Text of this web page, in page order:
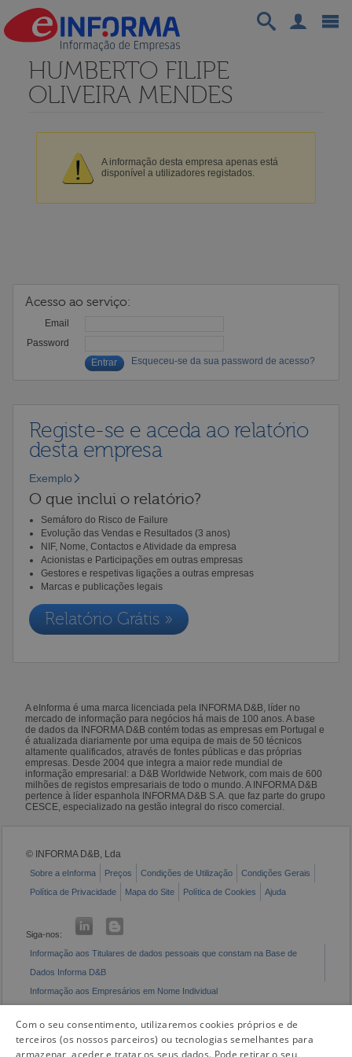
HUMBERTO FILIPE
OLIVEIRA MENDES
A informação desta empresa apenas está
disponível a utilizadores registados.
Acesso ao serviço:
Email
Password
Esqueceu-se da sua password de acesso?
Registe-se e aceda ao relatório
desta empresa
Exemplo
O que inclui o relatório?
Semáforo do Risco de Failure
Evolução das Vendas e Resultados (3 anos)
NIF, Nome, Contactos e Atividade da empresa
Acionistas e Participações em outras empresas
Gestores e respetivas ligações a outras empresas
Marcas e publicações legais
Relatório Grátis »
A eInforma é uma marca licenciada pela INFORMA D&B, líder no
mercado de informação para negócios há mais de 100 anos. A base
de dados da INFORMA D&B contém todas as empresas em Portugal e
é atualizada diariamente por uma equipa de mais de 50 técnicos
altamente qualificados, através de fontes públicas e das próprias
empresas. Desde 2004 que integra a maior rede mundial de
informação empresarial: a D&B Worldwide Network, com mais de 600
milhões de registos empresariais de todo o mundo. A INFORMA D&B
pertence à líder espanhola INFORMA D&B S.A. que faz parte do grupo
CESCE, especializado na gestão integral do risco comercial.
© INFORMA D&B, Lda
Sobre a eInforma Preços Condições de Utilização
Condições Gerais
Política de Privacidade
Mapa do Site Política de Cookies Ajuda
Siga-nos:
Informação aos Titulares de dados pessoais que constam na Base de
Dados Informa D&B
Informação aos Empresários em Nome Individual
Com o seu consentimento, utilizaremos cookies próprios e de
terceiros (os nossos parceiros) ou tecnologias semelhantes para
armazenar, aceder e tratar os seus dados. Pode retirar o seu